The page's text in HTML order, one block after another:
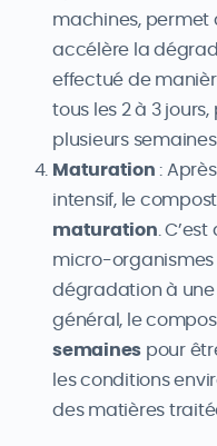
machines, permet
accélère la
effectué de
tous les 2 à 3
plusieurs semaines.
Maturation :
intensif, le
maturation .
micro-organismes
dégradation à une
général, le
semaines pour
les conditions
des matières